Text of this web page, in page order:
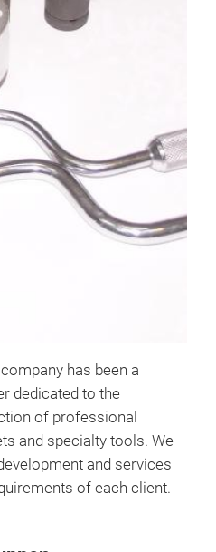
has been a
dedicated to the
of professional
and specialty tools. We
and services
of each client.